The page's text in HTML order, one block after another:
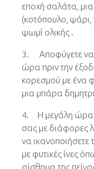
εποχή σαλάτα,
(κοτόπουλο, ψάρι,
ψωμί ολικής .
3. Αποφύγετε να
ώρα πριν την
κορεσμού με ένα
μια μπάρα
4. Η μεγάλη ώρα
σας με διάφορες
να ικανοποιήσετε
με φυτικές ίνες
αίσθημα της